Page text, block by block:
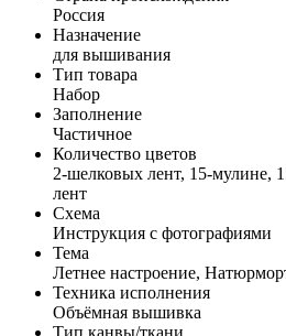
Россия
Назначение
для вышивания
Тип товара
Набор
Заполнение
Частичное
Количество цветов
2-шелковых лент, 15-мулине,
лент
Схема
Инструкция с фотографиями
Тема
Летнее настроение,
Техника исполнения
Объёмная вышивка
Тип канвы/ткани